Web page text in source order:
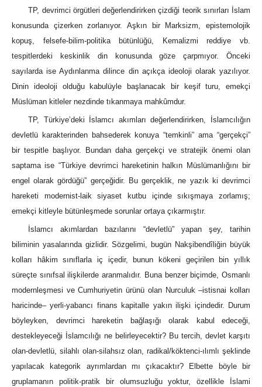
TP, devrimci örgütleri değerlendirirken çizdiği teorik sınırları İslam
konusunda çizerken zorlanıyor. Aşkın bir Marksizm, epistemolojik
kopuş, felsefe-bilim-politika bütünlüğü, Kemalizmi reddiye vb.
tespitlerdeki keskinlik din konusunda göze çarpmıyor. Önceki
sayılarda ise Aydınlanma dilince din açıkça ideoloji olarak yazılıyor.
Dinin ideoloji olduğu kabulüyle başlanacak bir keşif turu, emekçi
Müslüman kitleler nezdinde tıkanmaya mahkûmdur.
TP, Türkiye’deki İslamcı akımları değerlendirirken, İslamcılığın
devletlü karakterinden bahsederek konuya “temkinli” ama “gerçekçi”
bir tespitle başlıyor. Bundan daha gerçekçi ve stratejik önemi olan
saptama ise “Türkiye devrimci hareketinin halkın Müslümanlığını bir
engel olarak gördüğü” gerçeğidir. Bu gerçeklik, ne yazık ki devrimci
hareketi modernist-laik siyaset kutbu içinde sıkışmaya zorlamış;
emekçi kitleyle bütünleşmede sorunlar ortaya çıkarmıştır.
İslamcı akımlardan bazılarını “devletlü” yapan şey, tarihin
biliminin yasalarında gizlidir. Sözgelimi, bugün Nakşibendîliğin büyük
kolları hâkim sınıflarla iç içedir, bunun kökeni geçirilen bin yıllık
süreçte sınıfsal ilişkilerde aranmalıdır. Buna benzer biçimde, Osmanlı
modernleşmesi ve Cumhuriyetin ürünü olan Nurculuk –istisnai kolları
haricinde– yerli-yabancı finans kapitalle yakın ilişki içindedir. Durum
böyleyken, devrimci hareketin bağlaşığı olarak kabul edeceği,
destekleyeceği İslamcılığı ne belirleyecektir? Bu tercih, devlet karşıtı
olan-devletlü, silahlı olan-silahsız olan, radikal/köktenci-ılımlı şeklinde
yapılacak kategorik ayrımlardan mı çıkacaktır? Elbette böyle bir
gruplamanın politik-pratik bir olumsuzluğu yoktur, özellikle İslami